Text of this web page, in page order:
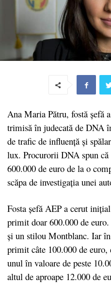
Ana Maria Pătru, fostă șefă
trimisă în judecată de DNA
de trafic de influenţă şi
lux. Procurorii DNA spun
600.000 de euro de la o
scăpa de investigația unei
Fosta șefă AEP a cerut
primit doar 600.000 de
și un stilou Montblanc. Iar
primit câte 100.000 de
unul în valoare de peste
altul de aproape 12.000 de